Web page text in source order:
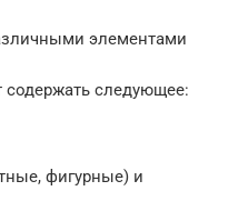
элементами
следующее:
фигурные) и